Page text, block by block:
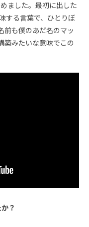
ました。最初に出した
する言葉で、ひとりぼ
前も僕のあだ名のマッ
築みたいな意味でこの
？